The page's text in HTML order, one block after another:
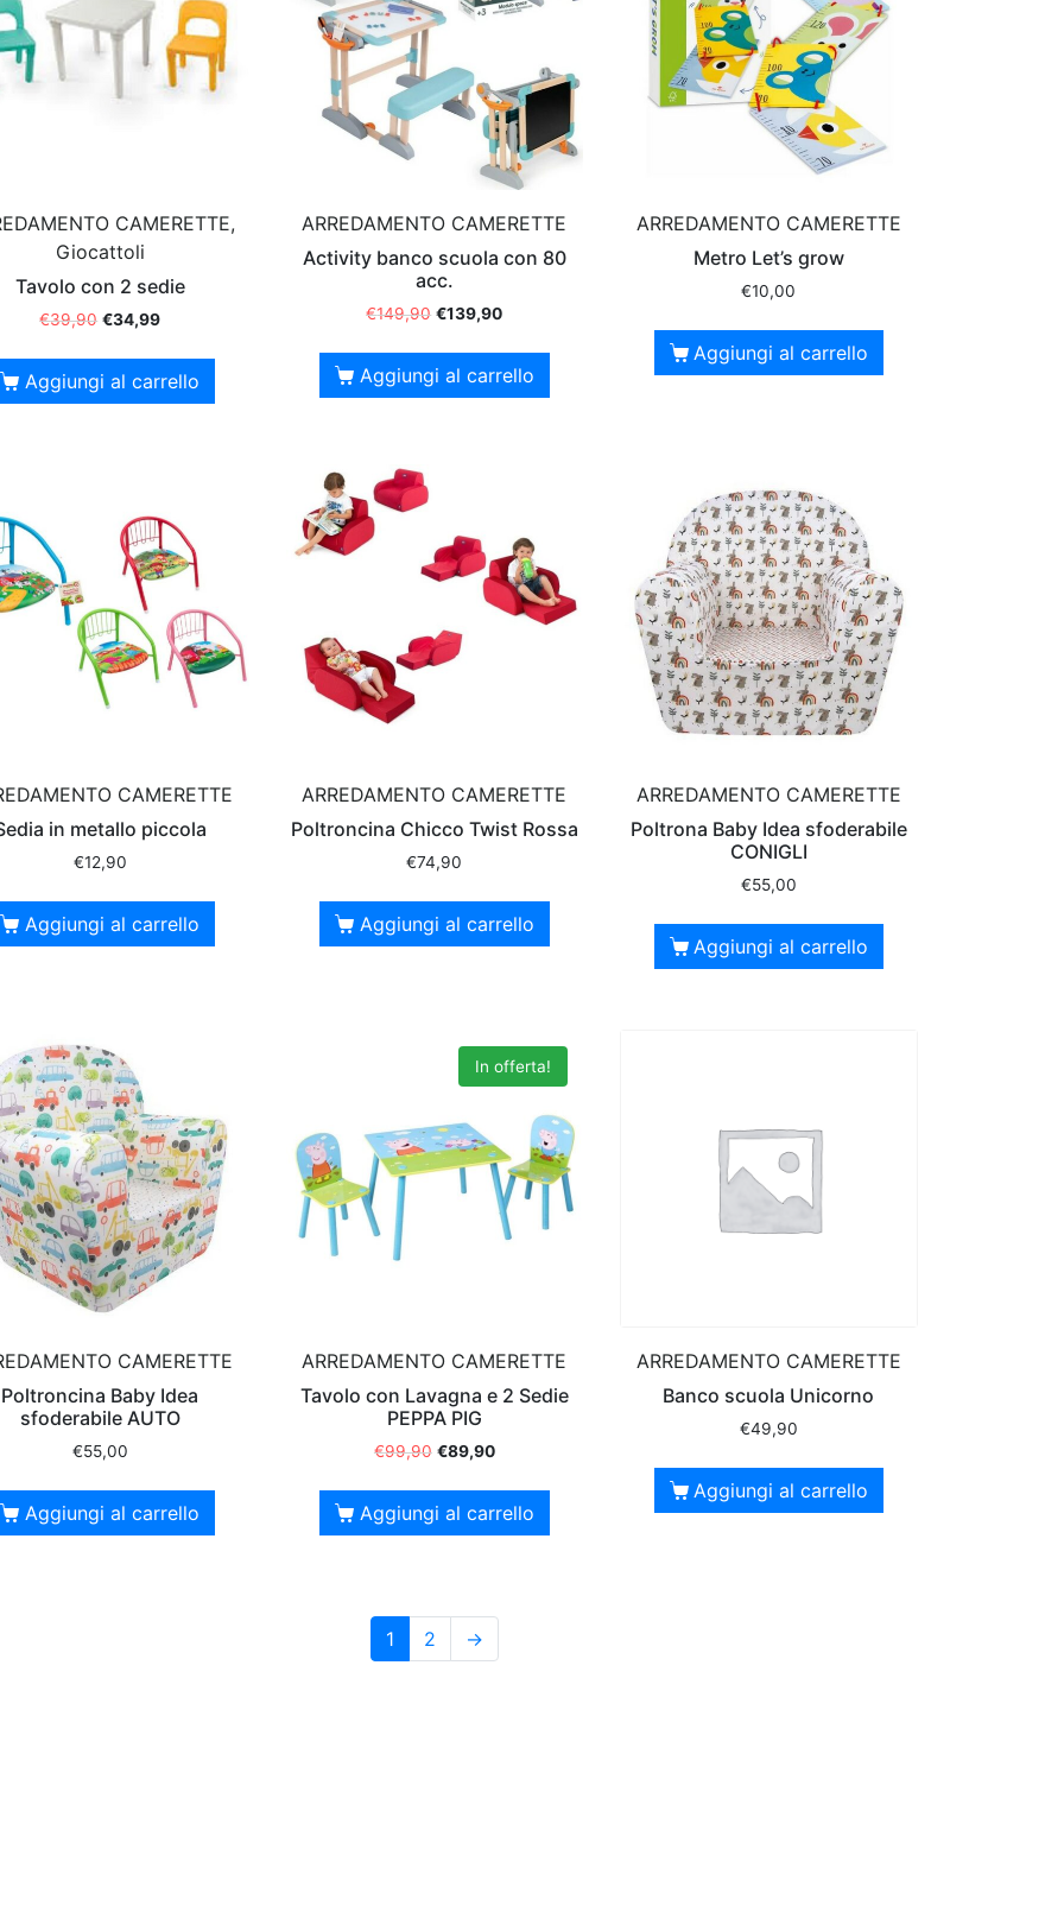
CAMERETTE,
Giocattoli
Tavolo con 2 sedie
€39,90 €34,99
Aggiungi al carrello
ARREDAMENTO CAMERETTE
Activity banco scuola con 80
acc.
€149,90 €139,90
Aggiungi al carrello
ARREDAMENTO CAMERETTE
Metro Let’s grow
€10,00
Aggiungi al carrello
CAMERETTE
in metallo piccola
€12,90
Aggiungi al carrello
ARREDAMENTO CAMERETTE
Poltroncina Chicco Twist Rossa
€74,90
Aggiungi al carrello
ARREDAMENTO CAMERETTE
Poltrona Baby Idea sfoderabile
CONIGLI
€55,00
Aggiungi al carrello
CAMERETTE
Poltroncina Baby Idea
sfoderabile AUTO
€55,00
Aggiungi al carrello
In offerta!
ARREDAMENTO CAMERETTE
Tavolo con Lavagna e 2 Sedie
PEPPA PIG
€99,90 €89,90
Aggiungi al carrello
ARREDAMENTO CAMERETTE
Banco scuola Unicorno
€49,90
Aggiungi al carrello
1 2 →